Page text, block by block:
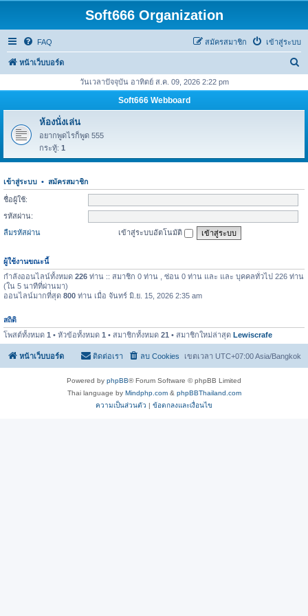
Soft666 Organization
FAQ เข้าสู่ระบบ
สมัครสมาชิก
หน้าเว็บบอร์ด
า
วันเวลาปัจจุบัน อาทิตย์ ส.ค. 09, 2026 2:22 pm
Soft666 Webboard
ห้องนั่งเล่น
อยากพูดไรก็พูด 555
กระทู้: 1
เข้าสู่ระบบ • สมัครสมาชิก
ชื่อผู้ใช้:
รหัสผ่าน:
ลืมรหัสผ่าน เข้าสู่ระบบอัตโนมัติ
ผู้ใช้งานขณะนี้
กำลังออนไลน์ทั้งหมด 226 ท่าน :: สมาชิก 0 ท่าน , ซ่อน 0 ท่าน และ และ บุคคลทั่วไป 226 ท่าน
(ใน 5 นาทีที่ผ่านมา)
ออนไลน์มากที่สุด 800 ท่าน เมื่อ จันทร์ มิ.ย. 15, 2026 2:35 am
สถิติ
โพสต์ทั้งหมด 1 • หัวข้อทั้งหมด 1 • สมาชิกทั้งหมด 21 • สมาชิกใหม่ล่าสุด Lewiscrafe
หน้าเว็บบอร์ด เขตเวลา UTC+07:00 Asia/Bangkok
ลบ Cookies
ติดต่อเรา
Powered by phpBB® Forum Software © phpBB Limited
Thai language by Mindphp.com& phpBBThailand.com
ความเป็นส่วนตัว | ข้อตกลงและเงื่อนไข